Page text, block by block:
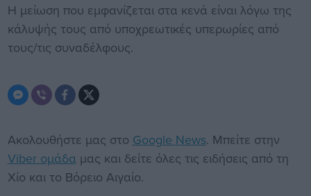
Η μείωση που εμφανίζεται στα κενά είναι λόγω της
κάλυψής τους από υποχρεωτικές υπερωρίες από
τους/τις συναδέλφους.
Ακολουθήστε μας στο Google News. Μπείτε στην
Viber ομάδα μας και δείτε όλες τις ειδήσεις από τη
Χίο και το Βόρειο Αιγαίο.